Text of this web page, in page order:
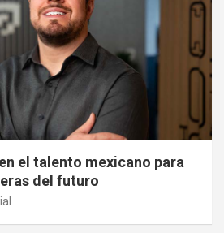
el talento mexicano para
del futuro